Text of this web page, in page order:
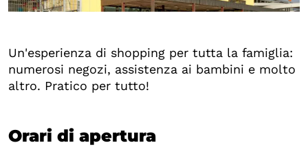
Un'esperienza di shopping per tutta la famiglia:
numerosi negozi, assistenza ai bambini e molto
altro. Pratico per tutto!
Orari di apertura